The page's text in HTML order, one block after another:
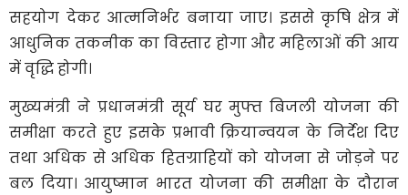
सहयोग देकर आत्मनिर्भर बनाया जाए। इससे कृषि क्षेत्र में
आधुनिक तकनीक का विस्तार होगा और महिलाओं की आय
में वृद्धि होगी।
मुख्यमंत्री ने प्रधानमंत्री सूर्य घर मुफ्त बिजली योजना की
समीक्षा करते हुए इसके प्रभावी क्रियान्वयन के निर्देश दिए
तथा अधिक से अधिक हितग्राहियों को योजना से जोड़ने पर
बल दिया। आयुष्मान भारत योजना की समीक्षा के दौरान